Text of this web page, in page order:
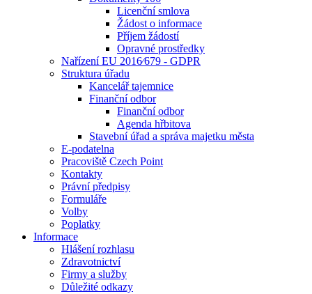
Licenční smlova
Žádost o informace
Příjem žádostí
Opravné prostředky
Nařízení EU 2016⁄679 - GDPR
Struktura úřadu
Kancelář tajemnice
Finanční odbor
Finanční odbor
Agenda hřbitova
Stavební úřad a správa majetku města
E-podatelna
Pracoviště Czech Point
Kontakty
Právní předpisy
Formuláře
Volby
Poplatky
Informace
Hlášení rozhlasu
Zdravotnictví
Firmy a služby
Důležité odkazy